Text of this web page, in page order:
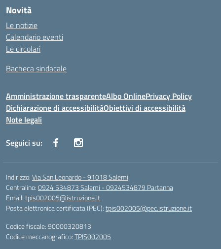
Novità
Le notizie
Calendario eventi
Le circolari
Bacheca sindacale
Amministrazione trasparenteAlbo OnlinePrivacy Policy
Dichiarazione di accessibilitàObiettivi di accessibilità
Note legali
Seguici su:
Indirizzo:Via San Leonardo - 91018 Salemi
Centralino:0924 534873 Salemi - 0924534879 Partanna
Email:tpis002005@istruzione.it
Posta elettronica certificata (PEC):tpis002005@pec.istruzione.it
Codice fiscale: 90000320813
Codice meccanografico:TPIS002005